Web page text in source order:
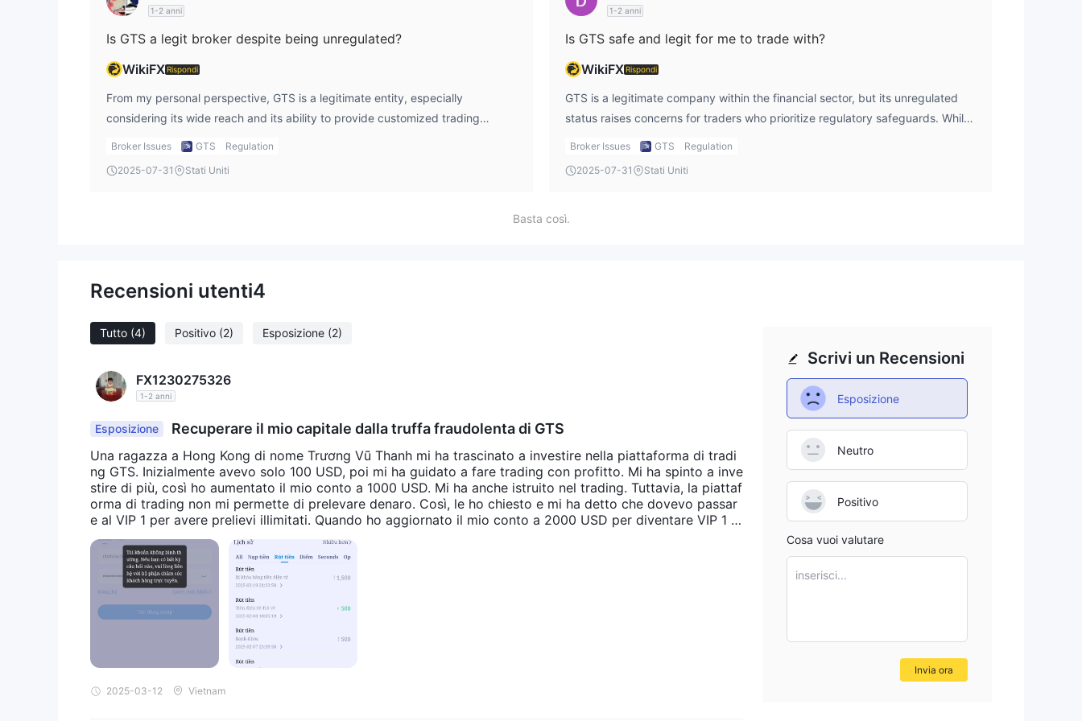
1-2 anni
Is GTS a legit broker despite being unregulated?
WikiFXRispondi
From my personal perspective, GTS is a legitimate entity, especially
considering its wide reach and its ability to provide customized trading
solutions to financial institutions and listed companies. However, the lack of
they would with a regulated broker. For me, the service quality and innovation
Broker Issues GTS
Regulation
2025-07-31
Stati Uniti
1-2 anni
Is GTS safe and legit for me to trade with?
WikiFXRispondi
GTS is a legitimate company within the financial sector, but its unregulated
status raises concerns for traders who prioritize regulatory safeguards. While
GTS offers a wide variety of services and instruments, I believe it’s important
those who are comfortable trading with an unregulated broker, GTS offers an
my trading, but I always remain cautious given the lack of official oversight.
Broker Issues GTS
Regulation
2025-07-31
Stati Uniti
Basta così.
Recensioni utenti4
Tutto (4) Positivo (2) Esposizione (2)
FX1230275326
1-2 anni
Esposizione Recuperare il mio capitale dalla truffa fraudolenta di GTS
Una ragazza a Hong Kong di nome Trương Vũ Thanh mi ha trascinato a investire nella piattaforma di tradi
ng GTS. Inizialmente avevo solo 100 USD, poi mi ha guidato a fare trading con profitto. Mi ha spinto a inve
stire di più, così ho aumentato il mio conto a 1000 USD. Mi ha anche istruito nel trading. Tuttavia, la piattaf
orma di trading non mi permette di prelevare denaro. Così, le ho chiesto e mi ha detto che dovevo passar
e al VIP 1 per avere prelievi illimitati. Quando ho aggiornato il mio conto a 2000 USD per diventare VIP 1 d
ella piattaforma di trading, mi hanno chiesto di pagare le tasse quando facevo profitti. Ho rifiutato di paga
re e ho detto che se non mi avessero permesso di prelevare denaro, avrei segnalato la piattaforma di tradi
ng GTS su tutti i siti web di trading di criptovalute. Hanno chiuso il mio account e non mi hanno permesso
di prelevare i miei soldi, che attualmente sono 2431 USDT. Ma non riesco ad aprire o accedere al mio acco
unt. Sono venuto qui per chiedere il vostro supporto per denunciare la natura fraudolenta della piattaform
a di trading GTS.
2025-03-12 Vietnam
Scrivi un Recensioni
Esposizione
Neutro
Positivo
Cosa vuoi valutare
inserisci...
Invia ora